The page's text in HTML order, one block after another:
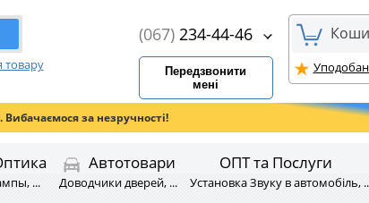
товару
(067)234-44-46
Передзвонити
мені
за незручності!
...
Автотовари
Доводчики дверей, ...
ОПТ та Послуги
Установка Звуку в автомобіль,